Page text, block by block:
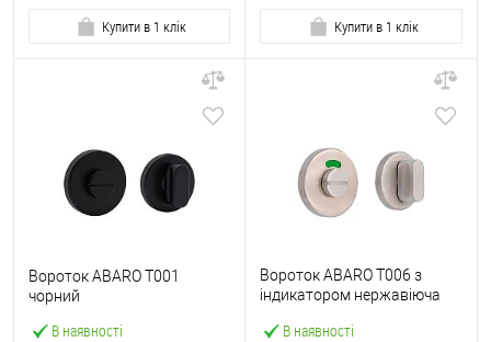
Купити в 1 клік Купити в 1 клік
В наявності
Вороток ABARO T001
чорний
В наявності
Вороток ABARO T006 з
індикатором нержавіюча